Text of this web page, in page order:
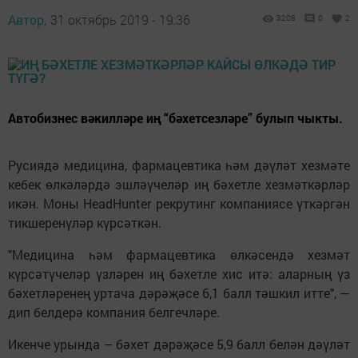
Автор, 31 октябрь 2019 - 19:36 3208 0 2
Автобизнес вәкилләре иң “бәхетсезләре” булып чыкты.
Русиядә медицина, фармацевтика һәм дәүләт хезмәте
кебек өлкәләрдә эшләүчеләр иң бәхетле хезмәткәрләр
икән. Моны HeadHunter рекрутинг компаниясе үткәргән
тикшеренүләр күрсәткән.
"Медицина һәм фармацевтика өлкәсендә хезмәт
күрсәтүчеләр үзләрен иң бәхетле хис итә: аларның үз
бәхетләренең уртача дәрәҗәсе 6,1 балл тәшкил итте", —
дип белдерә компания белгечләре.
Икенче урында – бәхет дәрәҗәсе 5,9 балл белән дәүләт